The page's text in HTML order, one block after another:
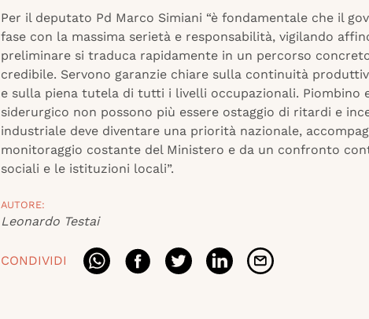
Per il deputato Pd Marco Simiani “è fondamentale che il
fase con la massima serietà e responsabilità, vigilando
preliminare si traduca rapidamente in un percorso
credibile. Servono garanzie chiare sulla continuità
e sulla piena tutela di tutti i livelli occupazionali. Piombino
siderurgico non possono più essere ostaggio di ritardi e
industriale deve diventare una priorità nazionale,
monitoraggio costante del Ministero e da un confronto
sociali e le istituzioni locali”.
AUTORE:
Leonardo Testai
CONDIVIDI